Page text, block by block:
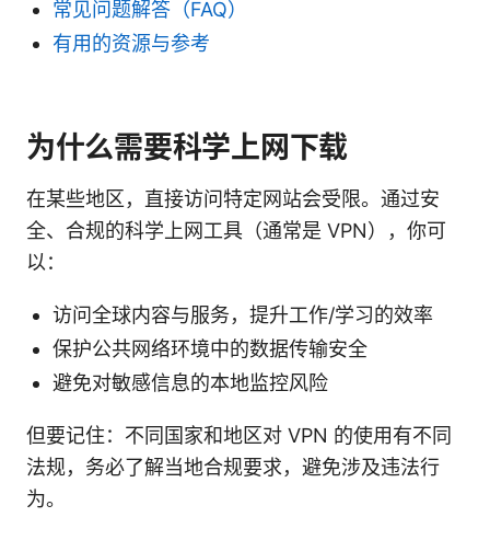
常见问题解答（FAQ）
有用的资源与参考
为什么需要科学上网下载
在某些地区，直接访问特定网站会受限。通过安
全、合规的科学上网工具（通常是 VPN），你可
以：
访问全球内容与服务，提升工作/学习的效率
保护公共网络环境中的数据传输安全
避免对敏感信息的本地监控风险
但要记住：不同国家和地区对 VPN 的使用有不同
法规，务必了解当地合规要求，避免涉及违法行
为。